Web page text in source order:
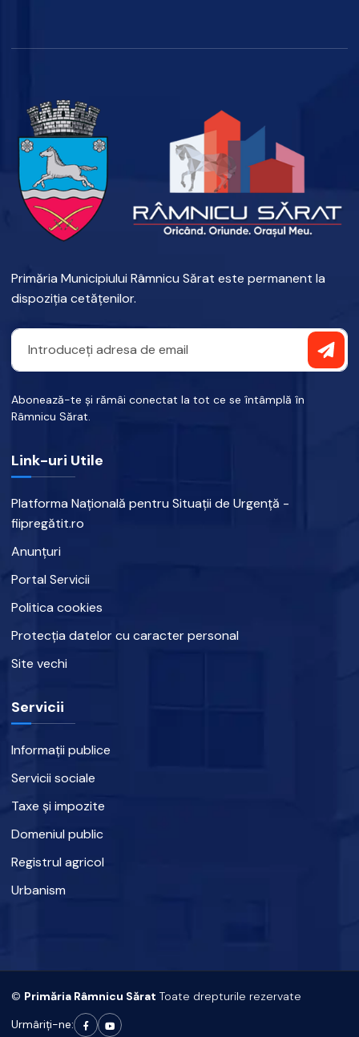
Primăria Municipiului Râmnicu Sărat este permanent la
dispoziția cetățenilor.
Abonează-te și rămâi conectat la tot ce se întâmplă în
Râmnicu Sărat.
Link-uri Utile
Platforma Națională pentru Situații de Urgență -
fiipregătit.ro
Anunțuri
Portal Servicii
Politica cookies
Protecția datelor cu caracter personal
Site vechi
Servicii
Informații publice
Servicii sociale
Taxe și impozite
Domeniul public
Registrul agricol
Urbanism
© Primăria Râmnicu Sărat Toate drepturile rezervate
Urmâriți-ne: